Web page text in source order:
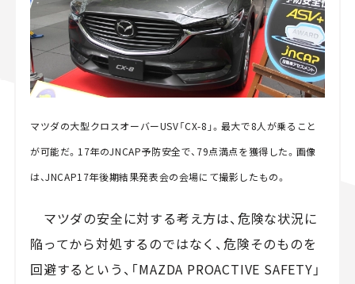
マツダの大型クロスオーバーUSV「CX-8」。最大で8人が乗ること
が可能だ。17年のJNCAP予防安全で、79点満点を獲得した。画像
は、JNCAP17年後期結果発表会の会場にて撮影したもの。
マツダの安全に対する考え方は、危険な状況に
陥ってから対処するのではなく、危険そのものを
回避するという、「MAZDA PROACTIVE SAFETY」